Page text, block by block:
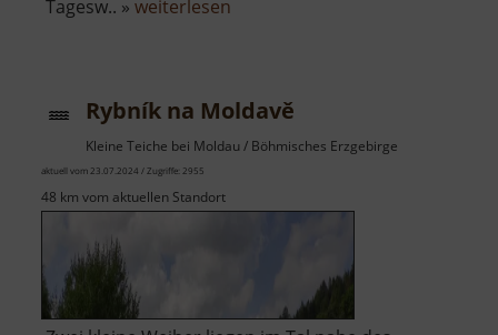
Tagesw.. » weiterlesen
Rybník na Moldavě
Kleine Teiche bei Moldau / Böhmisches Erzgebirge
aktuell vom 23.07.2024 / Zugriffe: 2955
48 km vom aktuellen Standort